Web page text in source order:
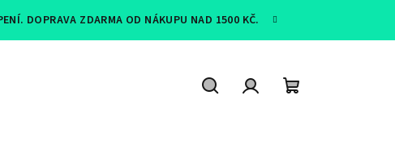
DOPRAVA ZDARMA OD NÁKUPU NAD 1500 KČ.